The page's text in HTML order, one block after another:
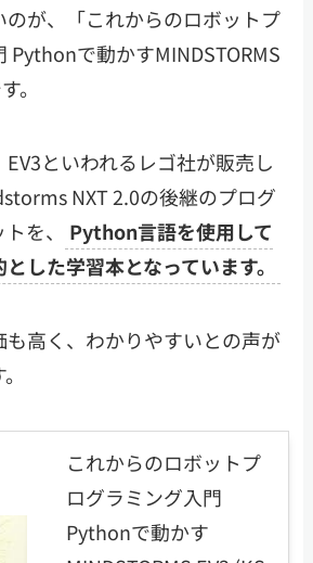
のが、「これからのロボットプ
Pythonで動かすMINDSTORMS
。
といわれるレゴ社が販売し
NXT 2.0の後継のプログ
を、
Python言語を使用して
した学習本となっています。
も高く、わかりやすいとの声が
これからのロボットプ
ログラミング入門
Pythonで動かす